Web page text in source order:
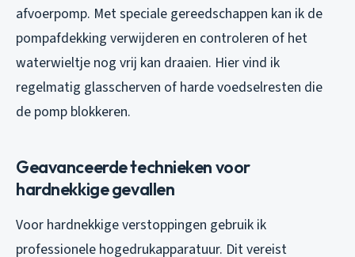
afvoerpomp. Met speciale gereedschappen kan ik de
pompafdekking verwijderen en controleren of het
waterwieltje nog vrij kan draaien. Hier vind ik
regelmatig glasscherven of harde voedselresten die
de pomp blokkeren.
Geavanceerde technieken voor
hardnekkige gevallen
Voor hardnekkige verstoppingen gebruik ik
professionele hogedrukapparatuur. Dit vereist